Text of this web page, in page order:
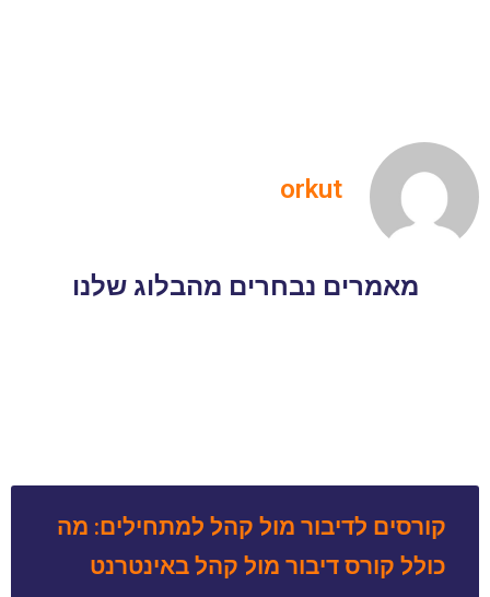
orkut
מאמרים נבחרים מהבלוג שלנו
קורסים לדיבור מול קהל למתחילים: מה
כולל קורס דיבור מול קהל באינטרנט